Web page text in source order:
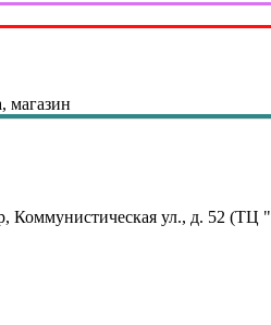
магазин
Коммунистическая ул., д. 52 (ТЦ